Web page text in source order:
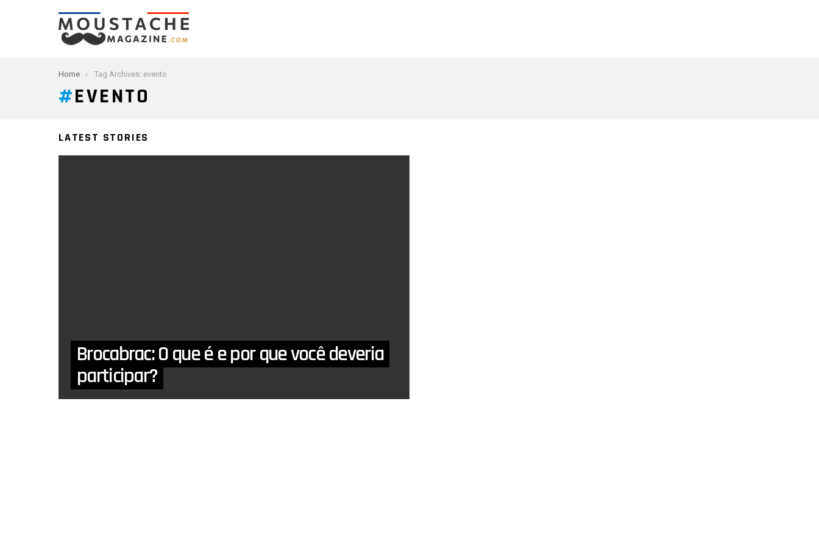
You are here:
Home Tag Archives: evento
EVENTO
LATEST STORIES
Brocabrac: O que é e por que você deveria
participar?